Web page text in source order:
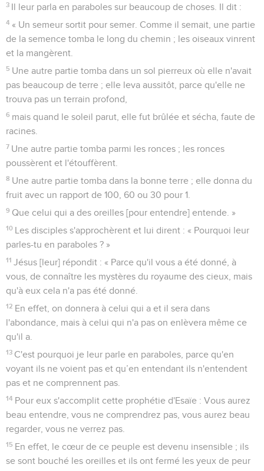
3 Il leur parla en paraboles sur beaucoup de choses. Il dit :
4 « Un semeur sortit pour semer. Comme il semait, une partie
de la semence tomba le long du chemin ; les oiseaux vinrent
et la mangèrent.
5 Une autre partie tomba dans un sol pierreux où elle n'avait
pas beaucoup de terre ; elle leva aussitôt, parce qu'elle ne
trouva pas un terrain profond,
6 mais quand le soleil parut, elle fut brûlée et sécha, faute de
racines.
7 Une autre partie tomba parmi les ronces ; les ronces
poussèrent et l'étouffèrent.
8 Une autre partie tomba dans la bonne terre ; elle donna du
fruit avec un rapport de 100, 60 ou 30 pour 1.
9 Que celui qui a des oreilles [pour entendre] entende. »
10 Les disciples s'approchèrent et lui dirent : « Pourquoi leur
parles-tu en paraboles ? »
11 Jésus [leur] répondit : « Parce qu'il vous a été donné, à
vous, de connaître les mystères du royaume des cieux, mais
qu'à eux cela n'a pas été donné.
12 En effet, on donnera à celui qui a et il sera dans
l'abondance, mais à celui qui n'a pas on enlèvera même ce
qu'il a.
13 C'est pourquoi je leur parle en paraboles, parce qu'en
voyant ils ne voient pas et qu’en entendant ils n'entendent
pas et ne comprennent pas.
14 Pour eux s'accomplit cette prophétie d'Esaïe : Vous aurez
beau entendre, vous ne comprendrez pas, vous aurez beau
regarder, vous ne verrez pas.
15 En effet, le cœur de ce peuple est devenu insensible ; ils
se sont bouché les oreilles et ils ont fermé les yeux de peur